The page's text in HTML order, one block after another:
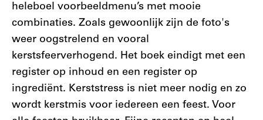
heleboel voorbeeldmenu’s met mooie
combinaties. Zoals gewoonlijk zijn de foto's
weer oogstrelend en vooral
kerstsfeerverhogend. Het boek eindigt met een
register op inhoud en een register op
ingrediënt. Kerststress is niet meer nodig en zo
wordt kerstmis voor iedereen een feest. Voor